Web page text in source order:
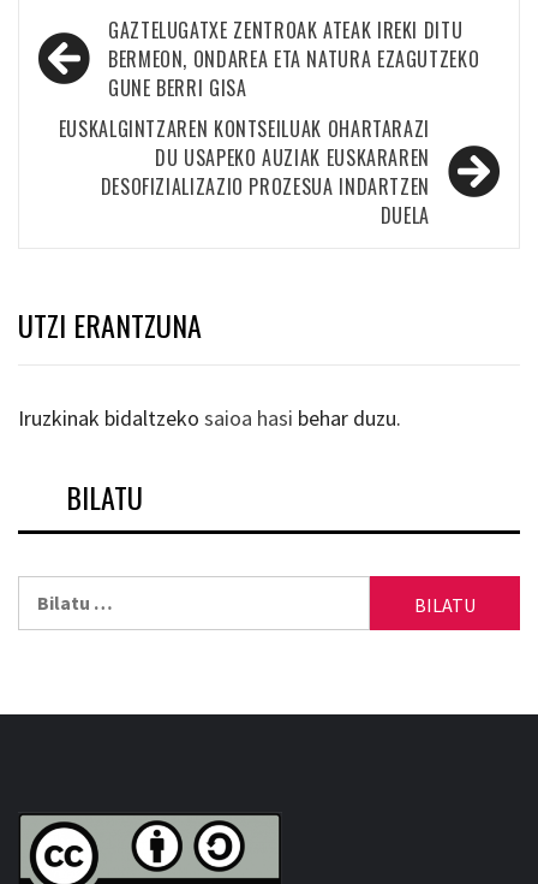
Bidalketetan
zehar
nabigatu
GAZTELUGATXE ZENTROAK ATEAK IREKI DITU
BERMEON, ONDAREA ETA NATURA EZAGUTZEKO
GUNE BERRI GISA
EUSKALGINTZAREN KONTSEILUAK OHARTARAZI
DU USAPEKO AUZIAK EUSKARAREN
DESOFIZIALIZAZIO PROZESUA INDARTZEN
DUELA
UTZI ERANTZUNA
Iruzkinak bidaltzeko saioa hasi behar duzu.
BILATU